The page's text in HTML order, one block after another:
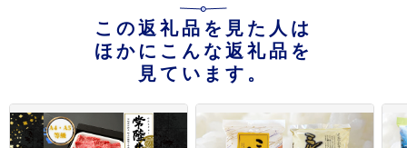
この返礼品を見た人は
ほかにこんな返礼品を
見ています。